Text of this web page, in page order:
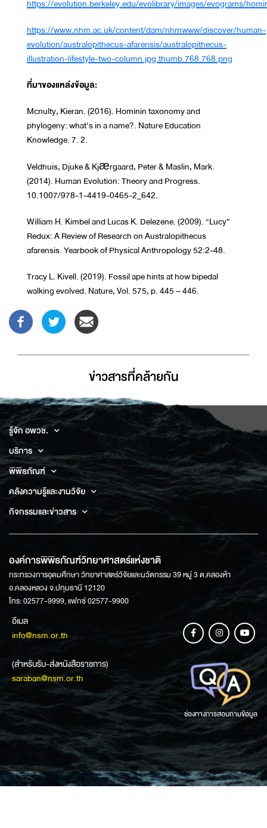
https://evolution.berkeley.edu/evolibrary/images/evograms/
https://www.nhm.ac.uk/content/dam/nhmwww/discover/human-
evolution/australopithecus-afarensis/australopithecus-
illustration-lifestyle-two-column.jpg.thumb.768.768.png
ที่มาของแหล่งข้อมูล:
Mcnulty, Kieran. (2016). Hominin taxonomy and
phylogeny: what's in a name?. Nature Education
Knowledge. 7. 2.
Veldhuis, Djuke & Kjærgaard, Peter & Maslin, Mark.
(2014). Human Evolution: Theory and Progress.
10.1007/978-1-4419-0465-2_642.
William H. Kimbel and Lucas K. Delezene. (2009). “Lucy”
Redux: A Review of Research on Australopithecus
afarensis. Yearbook of Physical Anthropology 52:2-48.
Tracy L. Kivell. (2019). Fossil ape hints at how bipedal
walking evolved. Nature, Vol. 575, p. 445 – 446.
ข่าวสารที่่คล้ายกัน
รู้จัก อพวช.
บริการ
พิพิธภัณฑ์
คลังความรู้และงานวิจัย
กิจกรรมและข่าวสาร
องค์การพิพิธภัณฑ์วิทยาศาสตร์แห่งชาติ
กระทรวงการอุดมศึกษา วิทยาศาสตร์วิจัยและนวัตกรรม 39 หมู่ 3 ต.คลองห้า
อ.คลองหลวง จ.ปทุมธานี 12120
โทร: 02577-9999, แฟกซ์ 02577-9900
อีเมล
info@nsm.or.th
(สำหรับรับ-ส่งหนังสือราชการ)
saraban@nsm.or.th
ช่องทางการสอบถามข้อมูล